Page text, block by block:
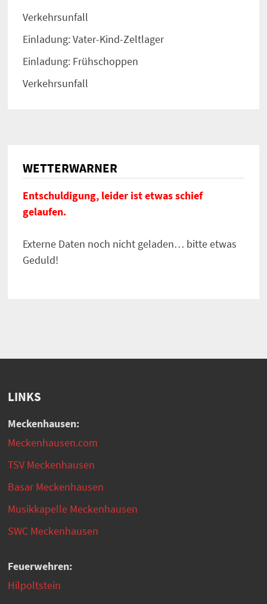
Verkehrsunfall
Einladung: Vater-Kind-Zeltlager
Einladung: Frühschoppen
Verkehrsunfall
WETTERWARNER
Entschuldigung, leider ist etwas schief
gelaufen.
Externe Daten noch nicht geladen… bitte etwas
Geduld!
LINKS
Meckenhausen:
Meckenhausen.com
TSV Meckenhausen
Basar Meckenhausen
Musikkapelle Meckenhausen
SWC Meckenhausen
Feuerwehren:
Hilpoltstein